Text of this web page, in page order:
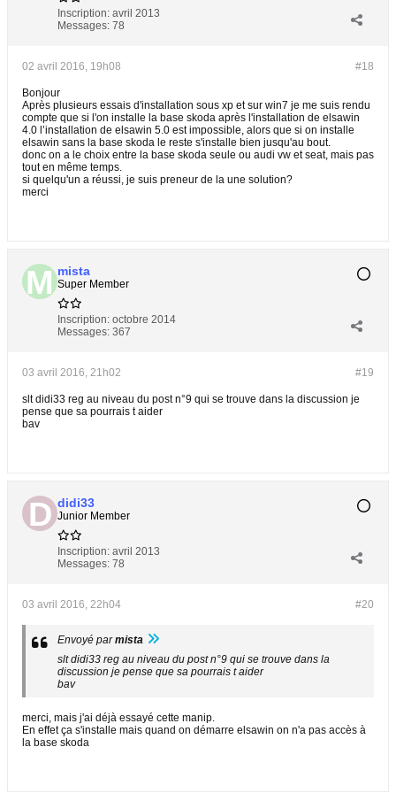
Inscription: avril 2013
Messages: 78
#18
02 avril 2016, 19h08
Bonjour
Après plusieurs essais d'installation sous xp et sur win7 je me suis rendu
compte que si l'on installe la base skoda après l'installation de elsawin
4.0 l’installation de elsawin 5.0 est impossible, alors que si on installe
elsawin sans la base skoda le reste s'installe bien jusqu'au bout.
donc on a le choix entre la base skoda seule ou audi vw et seat, mais pas
tout en même temps.
si quelqu'un a réussi, je suis preneur de la une solution?
merci
mista
Super Member
Inscription: octobre 2014
Messages: 367
#19
03 avril 2016, 21h02
slt didi33 reg au niveau du post n°9 qui se trouve dans la discussion je
pense que sa pourrais t aider
bav
didi33
Junior Member
Inscription: avril 2013
Messages: 78
#20
03 avril 2016, 22h04
Envoyé parmista
slt didi33 reg au niveau du post n°9 qui se trouve dans la
discussion je pense que sa pourrais t aider
bav
merci, mais j'ai déjà essayé cette manip.
En effet ça s'installe mais quand on démarre elsawin on n'a pas accès à
la base skoda